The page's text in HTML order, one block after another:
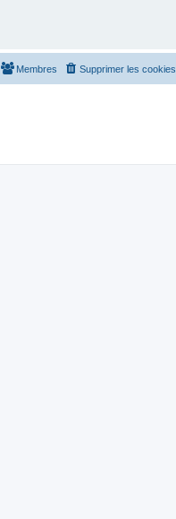
Supprimer les cookies
Membres